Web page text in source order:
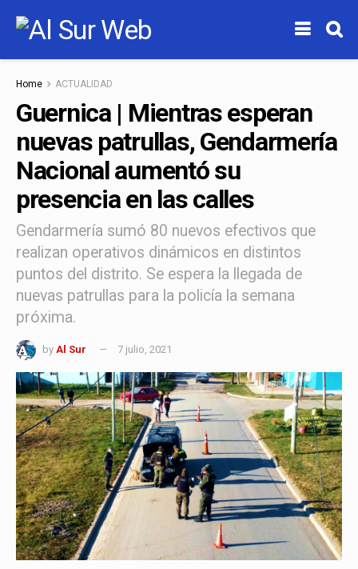
Home ACTUALIDAD
Guernica | Mientras esperan
nuevas patrullas, Gendarmería
Nacional aumentó su
presencia en las calles
Gendarmería sumó 80 nuevos efectivos que
realizan operativos dinámicos en distintos
puntos del distrito. Se espera la llegada de
nuevas patrullas para la policía la semana
próxima.
by Al Sur 7 julio, 2021